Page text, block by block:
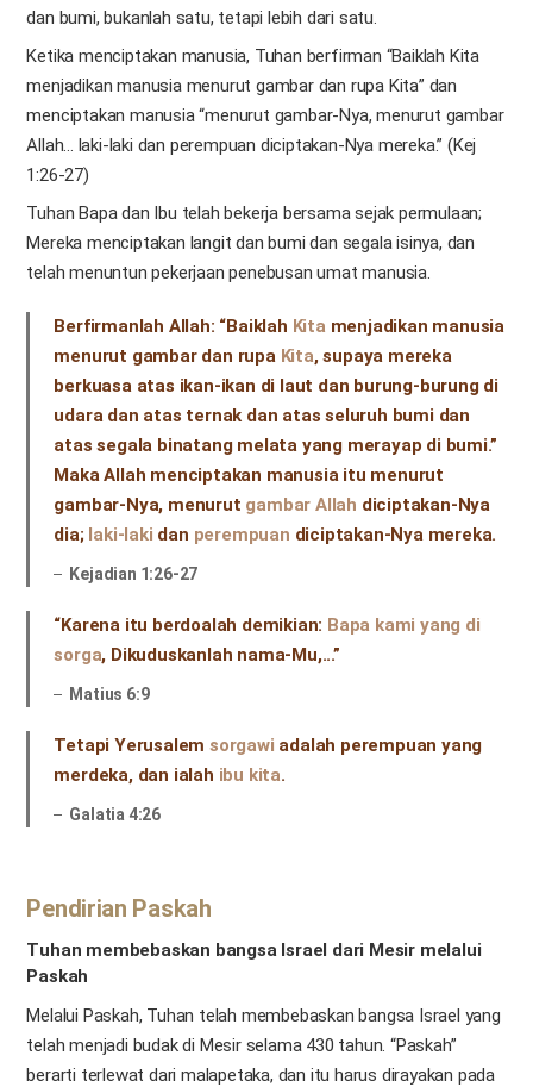
dan bumi, bukanlah satu, tetapi lebih dari satu.
Ketika menciptakan manusia, Tuhan berfirman “Baiklah Kita
menjadikan manusia menurut gambar dan rupa Kita” dan
menciptakan manusia “menurut gambar-Nya, menurut gambar
Allah... laki-laki dan perempuan diciptakan-Nya mereka.” (Kej
1:26-27)
Tuhan Bapa dan Ibu telah bekerja bersama sejak permulaan;
Mereka menciptakan langit dan bumi dan segala isinya, dan
telah menuntun pekerjaan penebusan umat manusia.
Berfirmanlah Allah: “Baiklah Kita menjadikan manusia
menurut gambar dan rupa Kita, supaya mereka
berkuasa atas ikan-ikan di laut dan burung-burung di
udara dan atas ternak dan atas seluruh bumi dan
atas segala binatang melata yang merayap di bumi.”
Maka Allah menciptakan manusia itu menurut
gambar-Nya, menurut gambar Allah diciptakan-Nya
dia; laki-laki dan perempuan diciptakan-Nya mereka.
Kejadian 1:26-27
“Karena itu berdoalah demikian: Bapa kami yang di
sorga, Dikuduskanlah nama-Mu,...”
Matius 6:9
Tetapi Yerusalemsorgawi adalah perempuan yang
merdeka, dan ialah ibu kita.
Galatia 4:26
Pendirian Paskah
Tuhan membebaskan bangsa Israel dari Mesir melalui
Paskah
Melalui Paskah, Tuhan telah membebaskan bangsa Israel yang
telah menjadi budak di Mesir selama 430 tahun. “Paskah”
berarti terlewat dari malapetaka, dan itu harus dirayakan pada